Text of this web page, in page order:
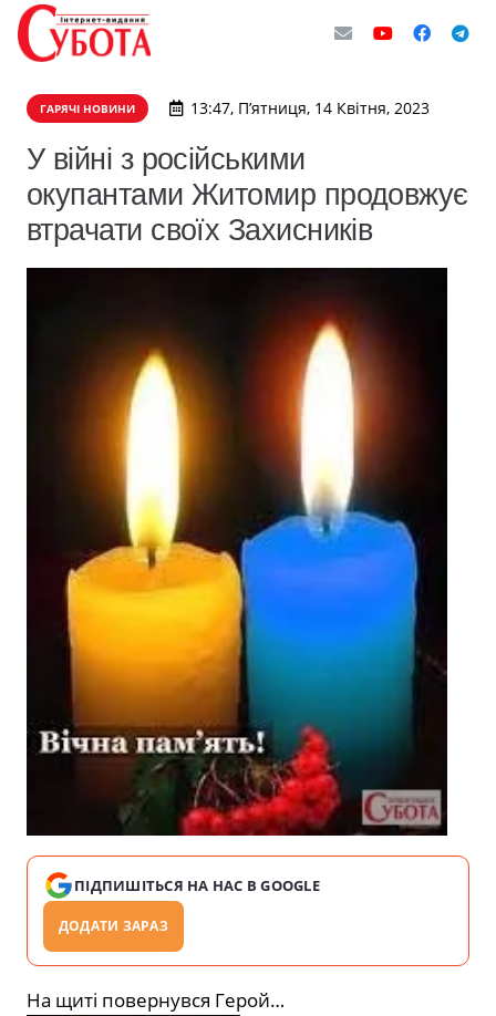
ГАРЯЧІ НОВИНИ 13:47, П’ятниця, 14 Квітня, 2023
У війні з російськими
окупантами Житомир продовжує
втрачати своїх Захисників
ПІДПИШІТЬСЯ НА НАС В GOOGLE
ДОДАТИ ЗАРАЗ
На щиті повернувся Герой…